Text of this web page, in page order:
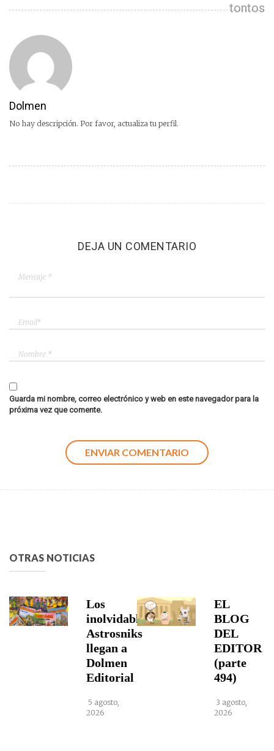
tontos
Dolmen
No hay descripción. Por favor, actualiza tu perfil.
DEJA UN COMENTARIO
Guarda mi nombre, correo electrónico y web en este navegador para la
próxima vez que comente.
OTRAS NOTICIAS
Los
inolvidables
Astrosniks
llegan a
Dolmen
Editorial
5 agosto,
2026
EL
BLOG
DEL
EDITOR
(parte
494)
3 agosto,
2026